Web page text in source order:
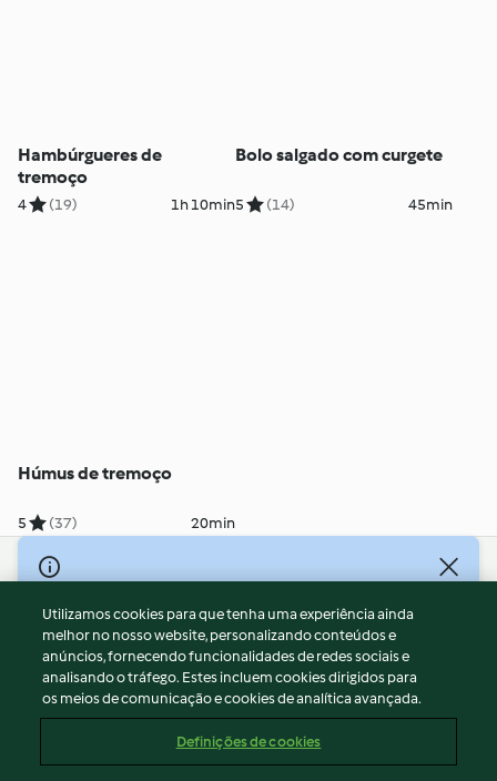
Hambúrgueres de
tremoço
4 (19) 1h 10min
Bolo salgado com curgete
5 (14) 45min
Húmus de tremoço
5 (37) 20min
© Copyright 2026
Termos de Utilização
Aviso sobre Proteção de Dados
Aviso
Apoio legal
Conteúdo do relatório
Utilizamos cookies para que tenha uma experiência ainda
melhor no nosso website, personalizando conteúdos e
anúncios, fornecendo funcionalidades de redes sociais e
analisando o tráfego. Estes incluem cookies dirigidos para
os meios de comunicação e cookies de analítica avançada.
Definições de cookies